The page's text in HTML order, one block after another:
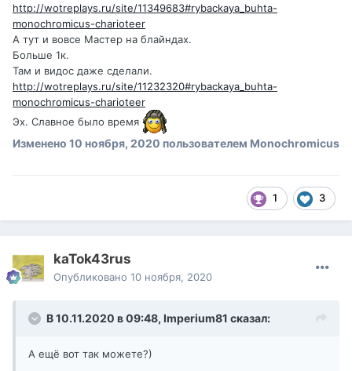
http://wotreplays.ru/site/11349683#rybackaya_buhta-
monochromicus-charioteer
А тут и вовсе Мастер на блайндах.
Больше 1к.
Там и видос даже сделали.
http://wotreplays.ru/site/11232320#rybackaya_buhta-
monochromicus-charioteer
Эх. Славное было время
Изменено 10 ноября, 2020 пользователем Monochromicus
1 3
kaTok43rus
Опубликовано 10 ноября, 2020
В 10.11.2020 в 09:48, Imperium81 сказал:
А ещё вот так можете?)